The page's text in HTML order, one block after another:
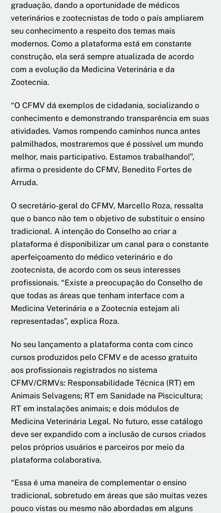
graduação, dando a oportunidade de médicos
veterinários e zootecnistas de todo o país ampliarem
seu conhecimento a respeito dos temas mais
modernos. Como a plataforma está em constante
construção, ela será sempre atualizada de acordo
com a evolução da Medicina Veterinária e da
Zootecnia.
“O CFMV dá exemplos de cidadania, socializando o
conhecimento e demonstrando transparência em suas
atividades. Vamos rompendo caminhos nunca antes
palmilhados, mostraremos que é possível um mundo
melhor, mais participativo. Estamos trabalhando!”,
afirma o presidente do CFMV, Benedito Fortes de
Arruda.
O secretário-geral do CFMV, Marcello Roza, ressalta
que o banco não tem o objetivo de substituir o ensino
tradicional. A intenção do Conselho ao criar a
plataforma é disponibilizar um canal para o constante
aperfeiçoamento do médico veterinário e do
zootecnista, de acordo com os seus interesses
profissionais. “Existe a preocupação do Conselho de
que todas as áreas que tenham interface com a
Medicina Veterinária e a Zootecnia estejam ali
representadas”, explica Roza.
No seu lançamento a plataforma conta com cinco
cursos produzidos pelo CFMV e de acesso gratuito
aos profissionais registrados no sistema
CFMV/CRMVs: Responsabilidade Técnica (RT) em
Animais Selvagens; RT em Sanidade na Piscicultura;
RT em instalações animais; e dois módulos de
Medicina Veterinária Legal. No futuro, esse catálogo
deve ser expandido com a inclusão de cursos criados
pelos próprios usuários e parceiros por meio da
plataforma colaborativa.
“Essa é uma maneira de complementar o ensino
tradicional, sobretudo em áreas que são muitas vezes
pouco vistas ou mesmo não abordadas em alguns